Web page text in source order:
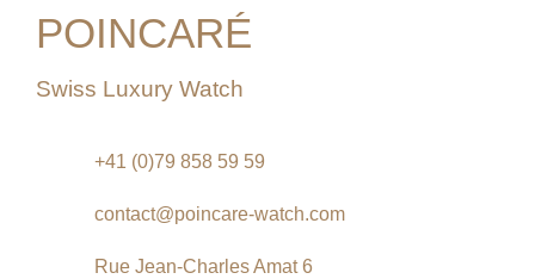
POINCARÉ
Swiss Luxury Watch
+41 (0)79 858 59 59
contact@poincare-watch.com
Rue Jean-Charles Amat 6